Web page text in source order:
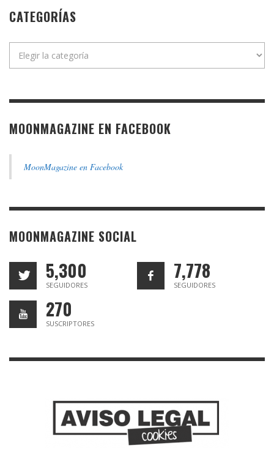
CATEGORÍAS
MOONMAGAZINE EN FACEBOOK
MoonMagazine en Facebook
MOONMAGAZINE SOCIAL
5,300
SEGUIDORES
7,778
SEGUIDORES
270
SUSCRIPTORES